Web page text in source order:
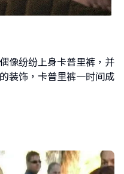
像纷纷上身卡普里裤，并
装饰，卡普里裤一时间成